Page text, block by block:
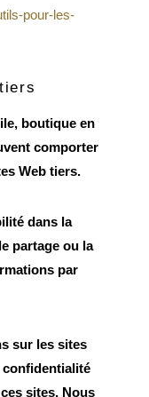
pour-les-
boutique en
comporter
Web tiers.
dans la
partage ou la
par
sur les sites
sites. Nous